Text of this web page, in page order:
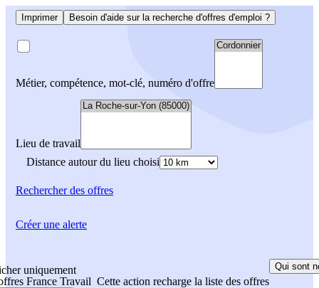
Imprimer Besoin d'aide sur la recherche d'offres d'emploi ?
Métier, compétence, mot-clé, numéro d'offre
Lieu de travail
Distance autour du lieu choisi
Rechercherdes offres
uniquement
France Travail Cette action recharge la liste des offres
Qui sont
Créer une alerte